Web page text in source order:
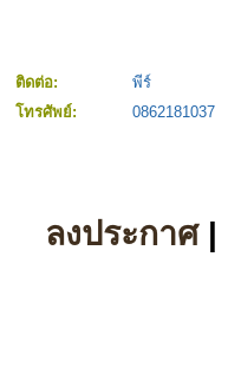
ติดต่อ: พีร์
โทรศัพย์:
0862181037
ลงประกาศ|